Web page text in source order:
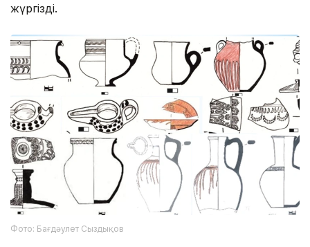
жүргізді.
Фото: Бағдәулет Сыздықов